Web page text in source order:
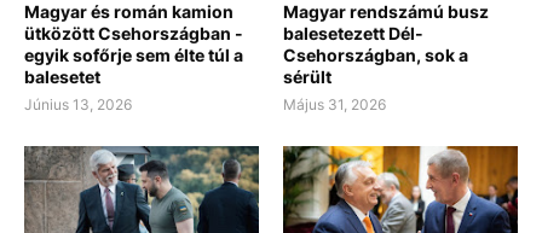
Magyar és román kamion
ütközött Csehországban -
egyik sofőrje sem élte túl a
balesetet
Június 13, 2026
Magyar rendszámú busz
balesetezett Dél-
Csehországban, sok a
sérült
Május 31, 2026